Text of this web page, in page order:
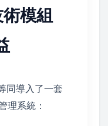
模組
同導入了一套
理系統：